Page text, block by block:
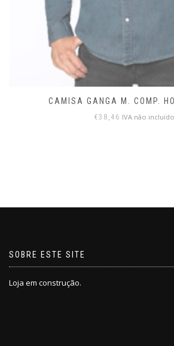
CAMISA GANGA M. COMP.
€38,46 IVA não incluído
SOBRE ESTE SITE
Loja em construção.